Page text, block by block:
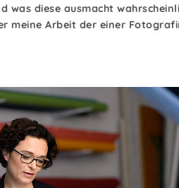
was diese ausmacht
meine Arbeit der einer